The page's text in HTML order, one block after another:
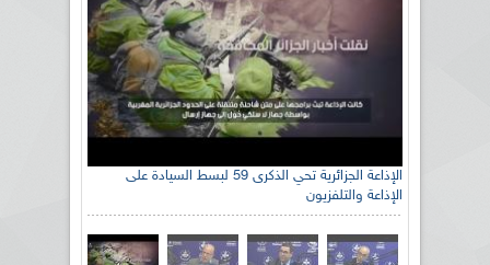
الإذاعة الجزائرية تحي الذكرى 59 لبسط السيادة على
الإذاعة والتلفزيون